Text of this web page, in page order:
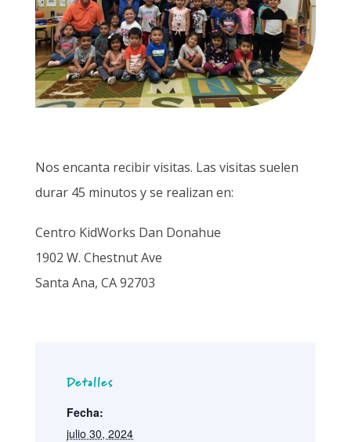
Nos encanta recibir visitas. Las visitas suelen
durar 45 minutos y se realizan en:
Centro KidWorks Dan Donahue
1902 W. Chestnut Ave
Santa Ana, CA 92703
Detalles
Fecha:
julio 30, 2024